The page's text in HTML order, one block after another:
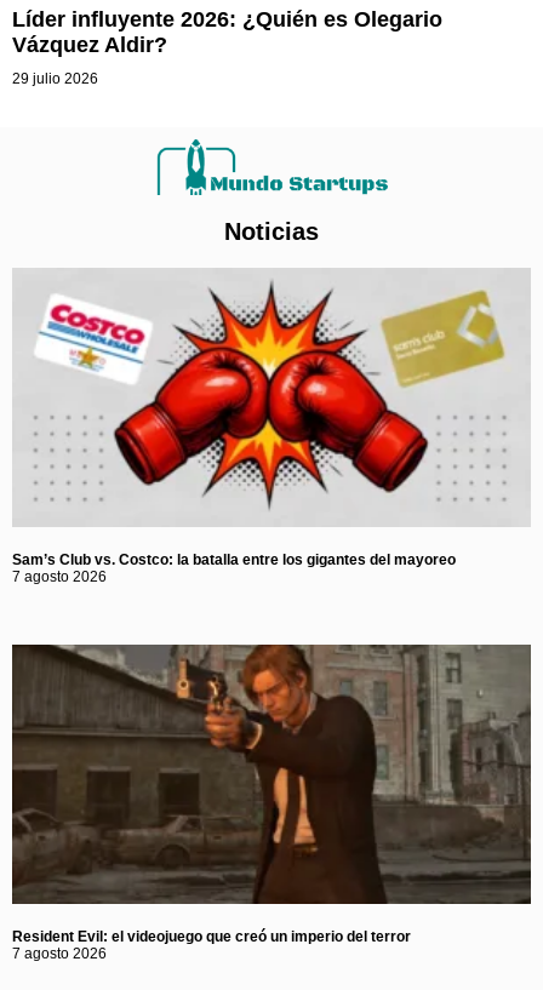
Líder influyente 2026: ¿Quién es Olegario
Vázquez Aldir?
29 julio 2026
Noticias
Sam’s Club vs. Costco: la batalla entre los gigantes del mayoreo
7 agosto 2026
Resident Evil: el videojuego que creó un imperio del terror
7 agosto 2026